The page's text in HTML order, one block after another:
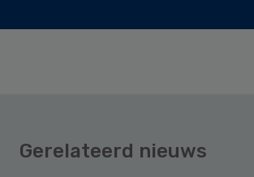
Gerelateerd nieuws